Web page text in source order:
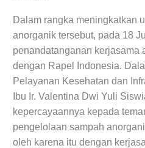
Dalam rangka meningkatkan
anorganik tersebut, pada 18
penandatanganan kerjasama
dengan Rapel Indonesia.
Pelayanan Kesehatan dan
Ibu Ir. Valentina Dwi Yuli
kepercayaannya kepada
pengelolaan sampah
oleh karena itu dengan